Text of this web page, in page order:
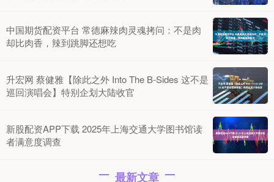
中国期货配资平台 常德麻辣肉灵魂拷问：不是肉
却比肉香，辣到跳脚还想吃
升宏网 蔡健雅【除此之外 Into The B-Sides 这不是
巡回演唱会】特别企划大陆收官
新股配资APP下载 2025年上海交通大学图书馆读
者满意度调查
最新文章